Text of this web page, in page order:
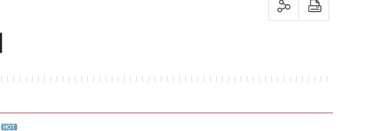
sns 공유하기 프린트하기